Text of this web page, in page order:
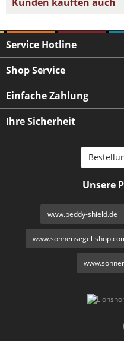
Service Hotline
Shop Service
Einfache Zahlung
Ihre Sicherheit
Unsere
www.peddy-shield.de
www.sonnensegel-